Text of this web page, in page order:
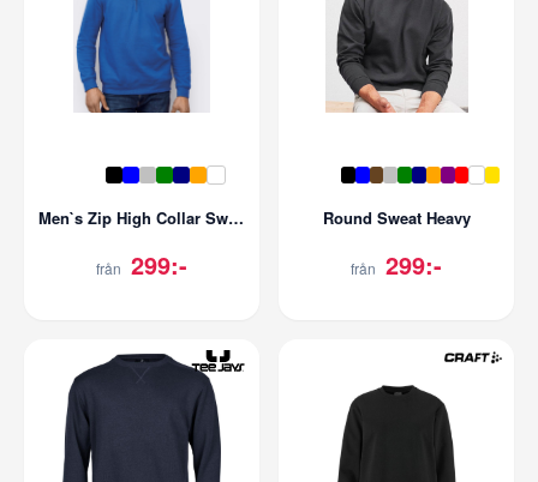
Men`s Zip High Collar Sweatshirt Stan
från 299:-
Round Sweat Heavy
från 299:-